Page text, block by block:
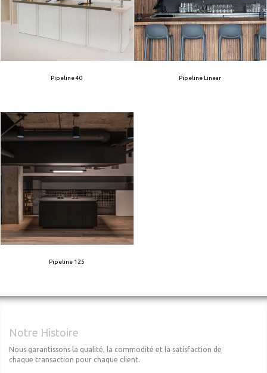
Pipeline 40 Pipeline Linear
Pipeline 125
Notre Histoire
Nous garantissons la qualité, la commodité et la satisfaction de
chaque transaction pour chaque client.